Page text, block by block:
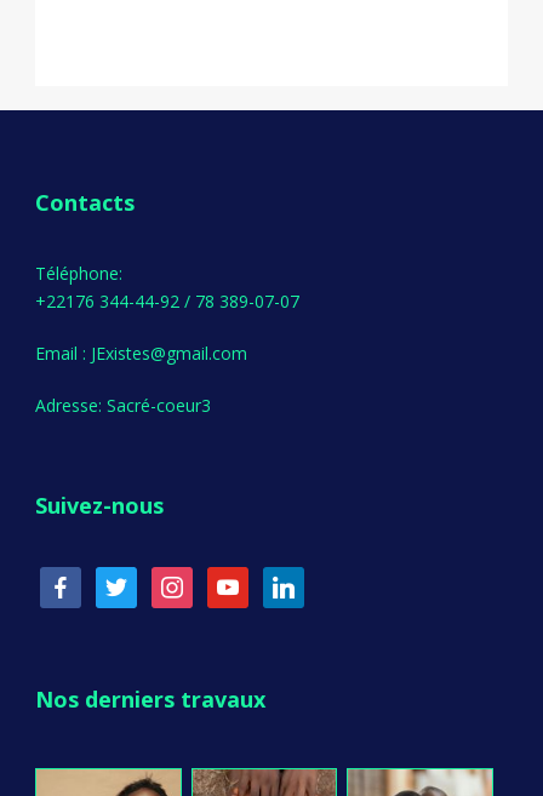
Contacts
Téléphone:
+22176 344-44-92 / 78 389-07-07
Email : JExistes@gmail.com
Adresse: Sacré-coeur3
Suivez-nous
facebooktwitter instagramyoutube linkedin
Nos derniers travaux